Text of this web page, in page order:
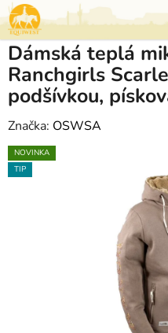
Přejít
na
obsah
Dámská teplá
Ranchgirls
podšívkou,
Značka: OSWSA
NOVINKA
TIP